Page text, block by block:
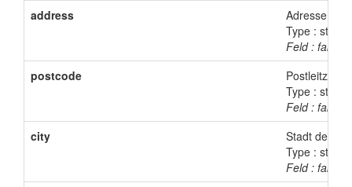
address
Adresse des
Type : string
Feld :
postcode
Postleitzahl
Type : string
Feld :
city
Stadt des
Type : string
Feld :